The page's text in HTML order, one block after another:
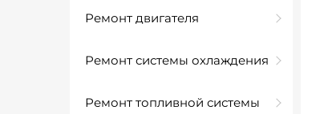
Ремонт двигателя
Ремонт системы охлаждения
Ремонт топливной системы